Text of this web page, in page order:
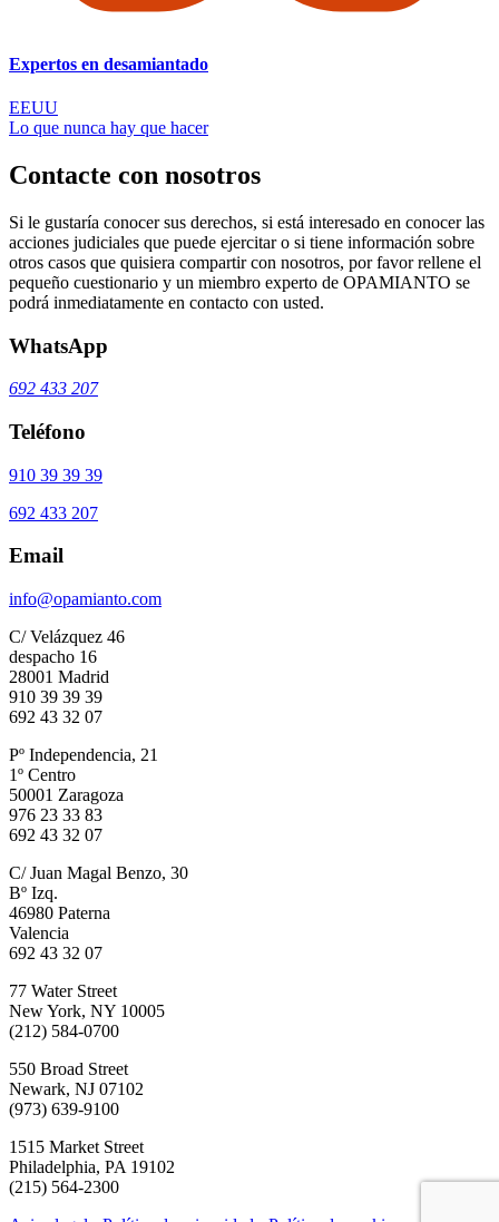
Expertos en desamiantado
EEUU
Lo que nunca hay que hacer
Contacte con nosotros
Si le gustaría conocer sus derechos, si está interesado en conocer las
acciones judiciales que puede ejercitar o si tiene información sobre
otros casos que quisiera compartir con nosotros, por favor rellene el
pequeño cuestionario y un miembro experto de OPAMIANTO se
podrá inmediatamente en contacto con usted.
WhatsApp
692 433 207
Teléfono
910 39 39 39
692 433 207
Email
info@opamianto.com
C/ Velázquez 46
despacho 16
28001 Madrid
910 39 39 39
692 43 32 07
Pº Independencia, 21
1º Centro
50001 Zaragoza
976 23 33 83
692 43 32 07
C/ Juan Magal Benzo, 30
Bº Izq.
46980 Paterna
Valencia
692 43 32 07
77 Water Street
New York, NY 10005
(212) 584-0700
550 Broad Street
Newark, NJ 07102
(973) 639-9100
1515 Market Street
Philadelphia, PA 19102
(215) 564-2300